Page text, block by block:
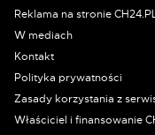
Reklama na stronie CH24.PL
W mediach
Kontakt
Polityka prywatności
Zasady korzystania z
Właściciel i finansowanie